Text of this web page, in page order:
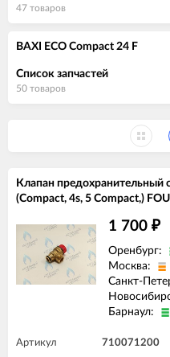
47 товаров
BAXI ECO Compact 24 F
Список запчастей
50 товаров
Клапан предохранительный
(Compact, 4s, 5 Compact,)
1 700 ₽
Оренбург:
Москва:
Санкт-
Барнаул:
Артикул 710071200